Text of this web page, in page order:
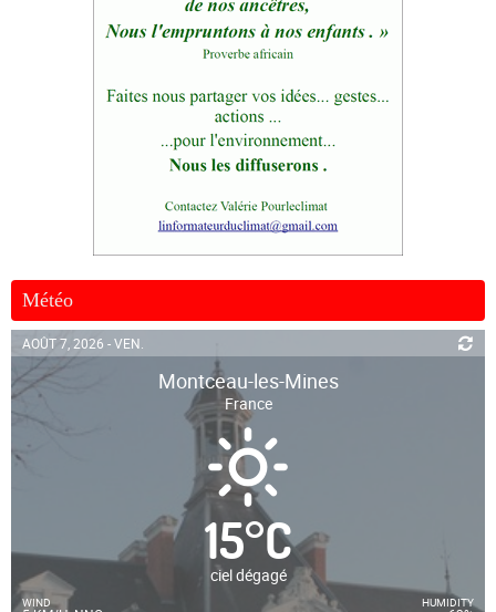
Météo
AOÛT 7, 2026 - VEN.
Montceau-les-Mines
France
15°C
ciel dégagé
WIND HUMIDITY